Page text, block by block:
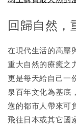
回歸自然，
在現代生活的高壓
重大自然的療癒之
更是每天給自己一
泉百年文化為基底
憊的都市人帶來可
飛往日本或其它國